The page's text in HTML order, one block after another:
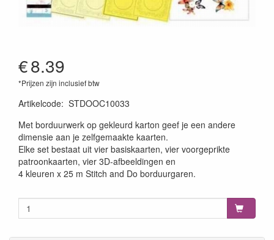
€8.39
*Prijzen zijn inclusief btw
Artikelcode: STDOOC10033
Met borduurwerk op gekleurd karton geef je een andere
dimensie aan je zelfgemaakte kaarten.
Elke set bestaat uit vier basiskaarten, vier voorgeprikte
patroonkaarten, vier 3D-afbeeldingen en
4 kleuren x 25 m Stitch and Do borduurgaren.